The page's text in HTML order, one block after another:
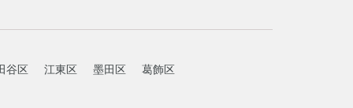
谷区 江東区 墨田区 葛飾区